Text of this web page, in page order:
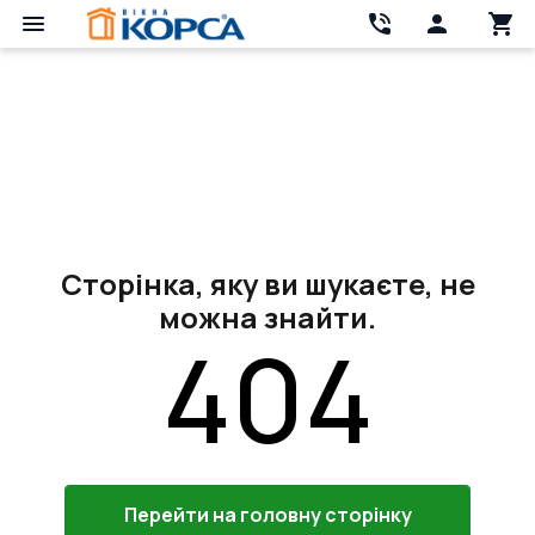
Сторінка, яку ви шукаєте, не
можна знайти.
404
Перейти на головну сторінку